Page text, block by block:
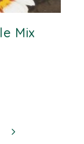
Mix